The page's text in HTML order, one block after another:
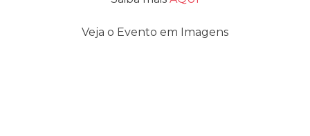
Veja o Evento em Imagens